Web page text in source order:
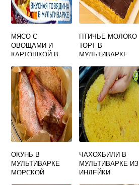
МЯСО С
ОВОЩАМИ И
КАРТОШКОЙ В
РЕЦЕПТЫ
ПТИЧЬЕ МОЛОКО
ТОРТ В
МУЛЬТИВАРКЕ
ОКУНЬ В
МУЛЬТИВАРКЕ
МОРСКОЙ
ЧАХОХБИЛИ В
МУЛЬТИВАРКЕ ИЗ
ИНДЕЙКИ